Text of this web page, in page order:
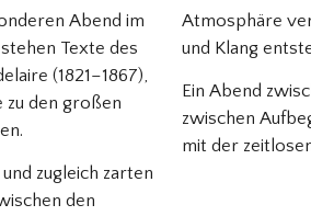
Abend im
Texte des
(1821–1867),
zu den großen
zugleich zarten
den
Atmosphäre
und Klang
Ein Abend
zwischen
mit der